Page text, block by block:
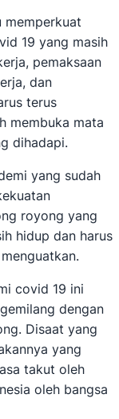
memperkuat
19 yang masih
pemaksaan
dan
terus
membuka mata
dihadapi.
yang sudah
royong yang
hidup dan harus
covid 19 ini
dengan
Disaat yang
yang
takut oleh
oleh bangsa